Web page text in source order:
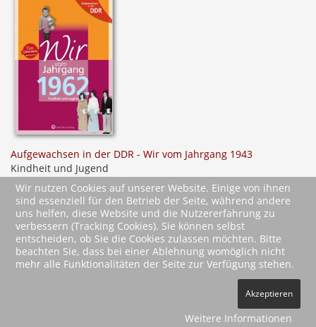
Aufgewachsen in der DDR - Wir vom Jahrgang 1943
Kindheit und Jugend
Vertrag widerrufen
Wir nutzen Cookies auf unserer Website. Einige von ihnen
sind essenziell für den Betrieb der Seite, während andere
uns helfen, diese Website und die Nutzererfahrung zu
verbessern (Tracking Cookies). Sie können selbst
entscheiden, ob Sie die Cookies zulassen möchten. Bitte
beachten Sie, dass bei einer Ablehnung womöglich nicht
mehr alle Funktionalitäten der Seite zur Verfügung stehen.
Akzeptieren
Weitere Informationen